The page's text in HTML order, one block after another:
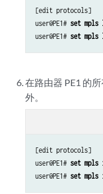
[edit protocols]
user@PE1# set mpls
user@PE1# set mpls
在路由器 PE1 的
外。
[edit protocols]
user@PE1# set
user@PE1# set mpls